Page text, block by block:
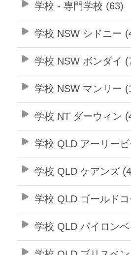
学校 - 専門学校 (63)
学校 NSW シドニー
学校 NSW ボンダイ
学校 NSW マンリー
学校 NT ダーウィン
学校 QLD アーリー
学校 QLD ケアンズ
学校 QLD ゴールド
学校 QLD バイロン